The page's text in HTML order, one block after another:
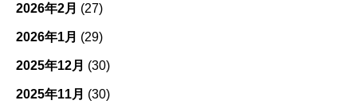
2026年2月 (27)
2026年1月 (29)
2025年12月 (30)
2025年11月 (30)